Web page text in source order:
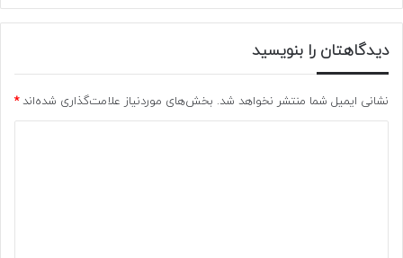
دیدگاهتان را بنویسید
نشانی ایمیل شما منتشر نخواهد شد. بخش‌های موردنیاز علامت‌گذاری شده‌اند*